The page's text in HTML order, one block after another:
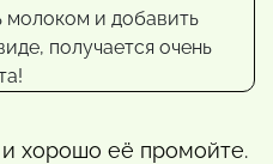
и хорошо её промойте.